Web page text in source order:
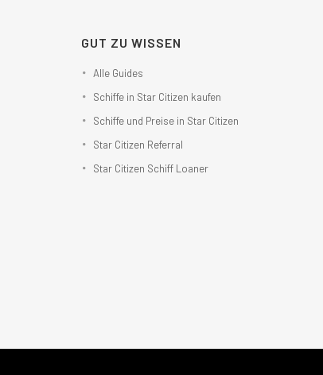
GUT ZU WISSEN
Alle Guides
Schiffe in Star Citizen kaufen
Schiffe und Preise in Star Citizen
Star Citizen Referral
Star Citizen Schiff Loaner